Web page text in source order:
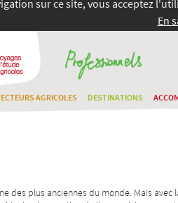
sur ce site, vous acceptez
En
AGRICOLES DESTINATIONS
des plus anciennes du monde. Mais